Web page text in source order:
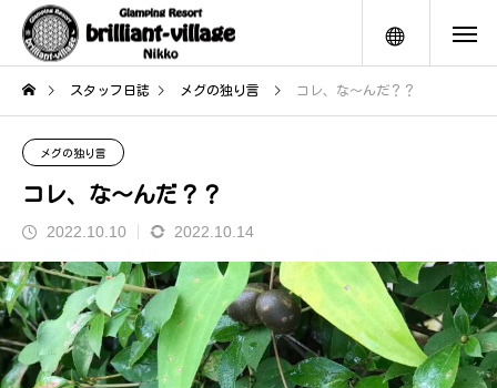
メニュー
スタッフ日誌 メグの独り言 コレ、な〜んだ？？
メグの独り言
コレ、な〜んだ？？
2022.10.10 2022.10.14